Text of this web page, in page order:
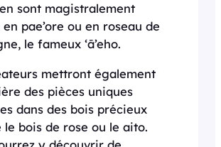
sont magistralement
pae’ore ou en roseau de
le fameux ‘ā’eho.
mettront également
des pièces uniques
dans des bois précieux
le bois de rose ou le aito.